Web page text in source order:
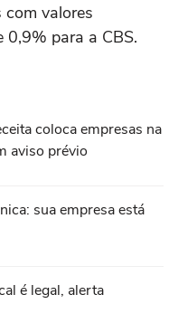
valores
0,9% para a CBS.
coloca empresas na
aviso prévio
sua empresa está
é legal, alerta